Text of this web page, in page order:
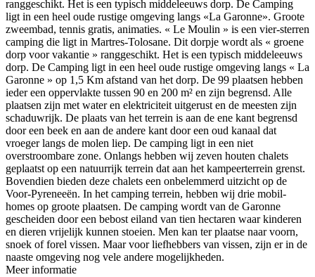
ranggeschikt. Het is een typisch middeleeuws dorp. De Camping
ligt in een heel oude rustige omgeving langs «La Garonne». Groote
zweembad, tennis gratis, animaties. « Le Moulin » is een vier-sterren
camping die ligt in Martres-Tolosane. Dit dorpje wordt als « groene
dorp voor vakantie » ranggeschikt. Het is een typisch middeleeuws
dorp. De Camping ligt in een heel oude rustige omgeving langs « La
Garonne » op 1,5 Km afstand van het dorp. De 99 plaatsen hebben
ieder een oppervlakte tussen 90 en 200 m² en zijn begrensd. Alle
plaatsen zijn met water en elektriciteit uitgerust en de meesten zijn
schaduwrijk. De plaats van het terrein is aan de ene kant begrensd
door een beek en aan de andere kant door een oud kanaal dat
vroeger langs de molen liep. De camping ligt in een niet
overstroombare zone. Onlangs hebben wij zeven houten chalets
geplaatst op een natuurrijk terrein dat aan het kampeerterrein grenst.
Bovendien bieden deze chalets een onbelemmerd uitzicht op de
Voor-Pyreneeën. In het camping terrein, hebben wij drie mobil-
homes op groote plaatsen. De camping wordt van de Garonne
gescheiden door een bebost eiland van tien hectaren waar kinderen
en dieren vrijelijk kunnen stoeien. Men kan ter plaatse naar voorn,
snoek of forel vissen. Maar voor liefhebbers van vissen, zijn er in de
naaste omgeving nog vele andere mogelijkheden.
Meer informatie